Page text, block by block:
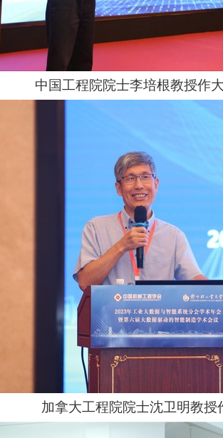
中国工程院院士李培根教授作
加拿大工程院院士沈卫明教授